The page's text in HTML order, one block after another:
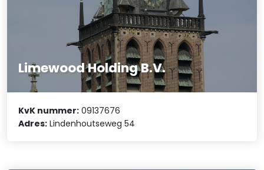
Limewood Holding B.V.
KvK nummer: 09137676
Adres: Lindenhoutseweg 54